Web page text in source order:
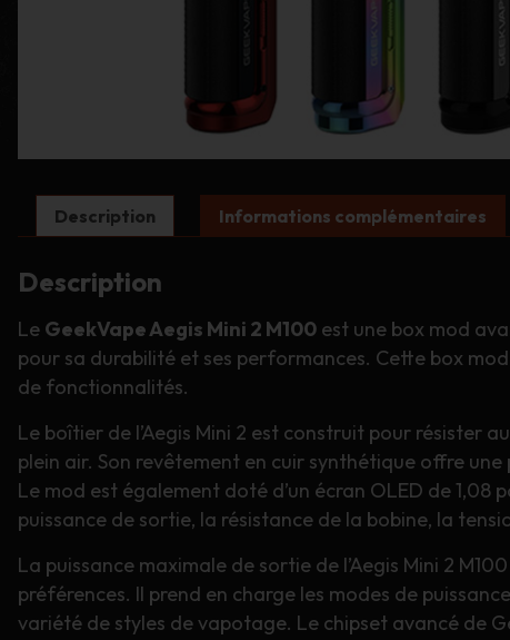
Description Informations complémentaires
Description
Le GeekVape Aegis Mini 2 M100 est une box mod
pour sa durabilité et ses performances. Cette box
de fonctionnalités.
Le boîtier de l’Aegis Mini 2 est construit pour résister
plein air. Son revêtement en cuir synthétique offre
Le mod est également doté d’un écran OLED de
puissance de sortie, la résistance de la bobine, la
La puissance maximale de sortie de l’Aegis Mini 2
préférences. Il prend en charge les modes de
variété de styles de vapotage. Le chipset avancé de